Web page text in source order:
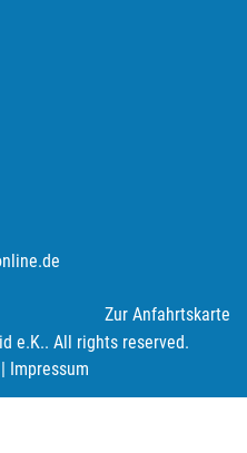
Zur Anfahrtskarte
e.K.. All rights reserved.
Impressum